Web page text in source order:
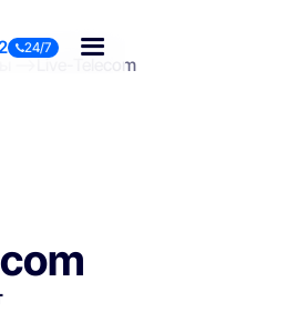
24/7
Live-Telecom